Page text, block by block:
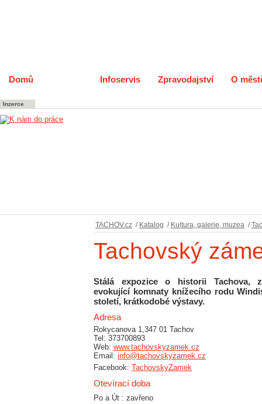
Domů Infoservis Zpravodajství O
Inzerce
TACHOV.cz / Katalog / Kultura, galerie, muzea /
Tachovský
Stálá expozice o historii Tachova,
evokující komnaty knížecího rodu
století, krátkodobé výstavy.
Adresa
Rokycanova 1,347 01 Tachov
Tel: 373700893
Web: www.tachovskyzamek.cz
Email: info@tachovskyzamek.cz
Facebook: TachovskyZamek
Otevírací doba
Po a Út : zavřeno